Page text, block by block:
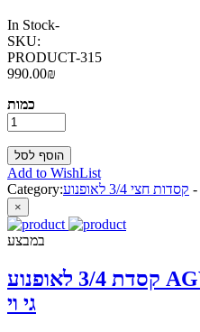
In Stock-
SKU:
PRODUCT-315
990.00₪
כמות
Add to WishList
Category:
קסדות חצי 3/4 לאופנוע -
×
במבצע
קסדת 3/4 לאופנוע AGV BALI COPTER איי
גי וי